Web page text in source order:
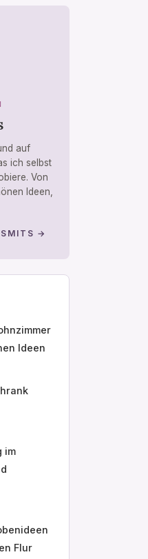
auf
ich selbst
Von
Ideen,
→
Ideen
im
Flur